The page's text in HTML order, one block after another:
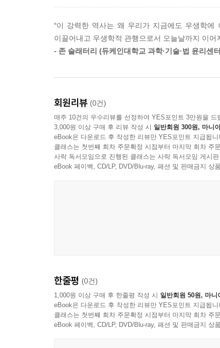
1904년 골턴이 제시한 우생학의 정의는 언뜻
개체’에 대한 두려움을 전제한다. 20세기 초, “
정신적 결함이 있는 사람, 범죄자가 자원을 빨아
1870년대 오네이다 공동체의 “통제된 인간 번식
연결 구조, 그리고 다양한 법적·정책적 사례들
아니라 비교적 덜 조명된 사례들까지 폭넓게 다루
· “아우슈비츠로 향하는 길은
뉴욕의 우생학기록사무소를 거쳐갔다”
우생학을 떠올릴 때 많은 이들이 나치를 먼저
학문적·제도적 흐름과 긴밀하게 연결되어 있었
우생학 담론을 미국을 넘어 전 세계로 전파하는
평범한 가정에까지 영향을 미쳤다. “장애가 있는
“이 강력한 역사는 왜 우리가 지금에도 우생학
이끌어내고 우생학적 관행으로서 오늘날까지 이
- 존 슬래터리 (듀케인대학교 과학·기술·법 윤리
회원리뷰 (0건)
매주 10건의 우수리뷰를 선정하여 YES포인트 3만원을 드
3,000원 이상 구매 후 리뷰 작성 시 일반회원 300원, 마니
eBook은 다운로드 후 작성한 리뷰만 YES포인트 지급됩니
클래스는 첫번째 회차 주문확정 시점부터 마지막 회차 주
사락 독서모임으로 진행된 클래스는 사락 독서모임 게시
eBook 페이백, CD/LP, DVD/Blu-ray, 패션 및 판매금지 상
한줄평 (0건)
1,000원 이상 구매 후 한줄평 작성 시 일반회원 50원, 마니
eBook은 다운로드 후 작성한 리뷰만 YES포인트 지급됩니
클래스는 첫번째 회차 주문확정 시점부터 마지막 회차 주
eBook 페이백, CD/LP, DVD/Blu-ray, 패션 및 판매금지 상